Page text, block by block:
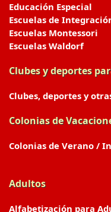
Educación Especial
Escuelas de
Escuelas Montessori
Escuelas Waldorf
Clubes y deportes
Clubes, deportes y
Colonias de
Colonias de Verano /
Adultos
Alfabetización para